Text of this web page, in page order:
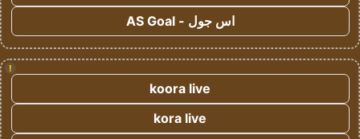
اس جول - AS Goal
!
koora live
kora live